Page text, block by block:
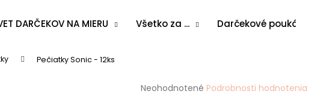
DARČEKOV NA MIERU Všetko za ... Darčekové poukážky
Pečiatky Sonic - 12ks
Priemerné
Neohodnotené Podrobnosti hodnotenia
Čo potrebujete nájsť?